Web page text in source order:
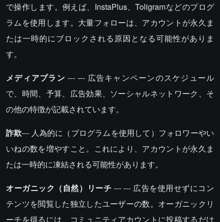
で操作します。例えば、InstaPlus、Toligramなどのプログ
ラムを使用します。大量フォローは、アカウントが永久ま
たは一時的にブロックされる原因となる可能性がありま
す。
メディアプラン --- --- 広告キャンペーンのスケジュール
で、時間、予算、広告効果、ソーシャルネットワーク、そ
の他の特徴が記載されています。
詐欺--- 人為的に（プログラムを使用して）フォロワーやい
いねの数を増やすこと。これにより、アカウントが永久ま
たは一時的に凍結される可能性があります。
オーガニック（自然）リーチ --- --- 広告を使用せずにコン
テンツを閲覧した独立したユーザーの数。オーガニックリ
ーチを得るには、コミュニティアカウントに投稿するだけ